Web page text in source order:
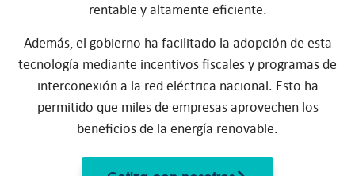
rentable y altamente eficiente.
Además, el gobierno ha facilitado la adopción de esta
tecnología mediante incentivos fiscales y programas de
interconexión a la red eléctrica nacional. Esto ha
permitido que miles de empresas aprovechen los
beneficios de la energía renovable.